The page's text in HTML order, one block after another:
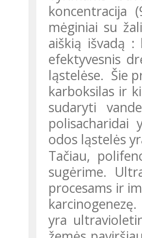
mėginiai su
aiškią išvadą
efektyvesnis
ląstelėse. Šie
karboksilas ir
sudaryti
odos ląstelės
Tačiau, polifenoliai lenkia polisacharidus UVA ir UVB spindulių
sugėrime.
procesams ir
yra